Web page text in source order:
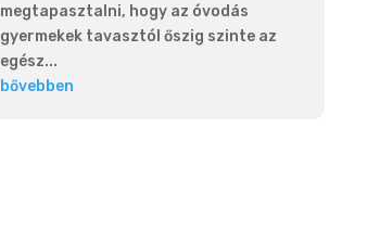
megtapasztalni, hogy az óvodás
gyermekek tavasztól őszig szinte az
egész...
bővebben